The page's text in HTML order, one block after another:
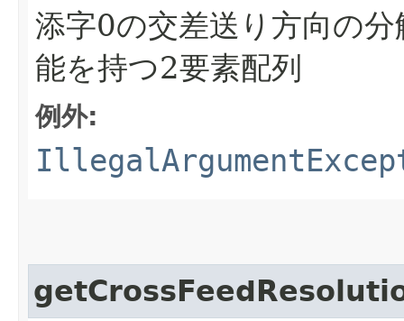
添字0の交差送り方向の
能を持つ2要素配列
例外: